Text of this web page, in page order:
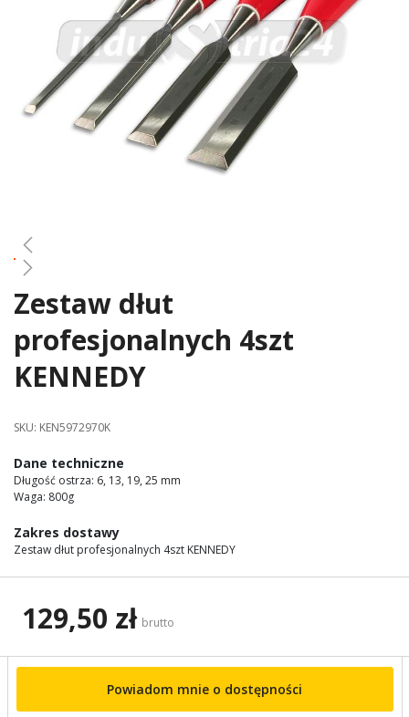
Skip
the
beginning
of
images
Zestaw dłut
profesjonalnych 4szt
KENNEDY
SKU: KEN5972970K
Dane techniczne
Długość ostrza: 6, 13, 19, 25 mm
Waga: 800g
Zakres dostawy
Zestaw dłut profesjonalnych 4szt KENNEDY
129,50 zł brutto
Powiadom mnie o dostępności